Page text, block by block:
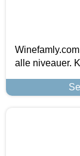
alle niveauer.